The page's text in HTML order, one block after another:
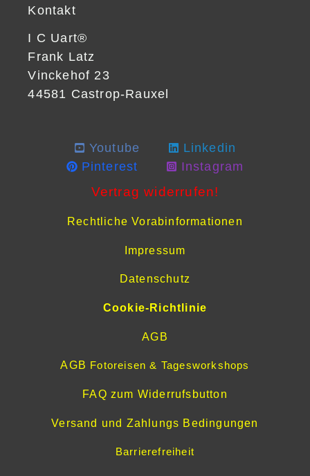
Kontakt
I C Uart®
Frank Latz
Vinckehof 23
44581 Castrop-Rauxel
Youtube
Linkedin
Pinterest
Instagram
Vertrag widerrufen!
Rechtliche Vorabinformationen
Impressum
Datenschutz
Cookie-Richtlinie
AGB
AGB Fotoreisen & Tagesworkshops
FAQ zum Widerrufsbutton
Versand und Zahlungs Bedingungen
Barrierefreiheit